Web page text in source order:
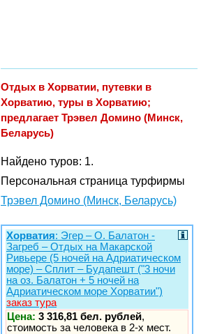
Отдых в Хорватии, путевки в
Хорватию, туры в Хорватию;
предлагает Трэвел Домино (Минск,
Беларусь)
Найдено туров: 1.
Персональная страница турфирмы
Трэвел Домино (Минск, Беларусь)
Хорватия: Эгер – О. Балатон -
Загреб – Отдых на Макарской
Ривьере (5 ночей на Адриатическом
море) – Сплит – Будапешт ("3 ночи
на оз. Балатон + 5 ночей на
Адриатическом море Хорватии")
заказ тура
Цена: 3 316,81 бел. рублей,
стоимость за человека в 2-х мест.